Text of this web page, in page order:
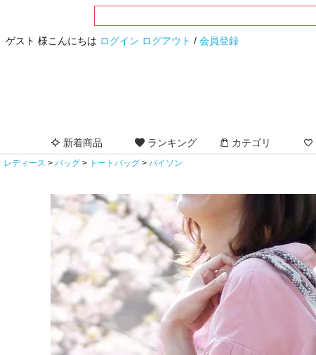
ゲスト 様こんにちは ログイン ログアウト / 会員登録
新着商品 ランキング カテゴリ
レディース バッグ トートバッグ パイソン